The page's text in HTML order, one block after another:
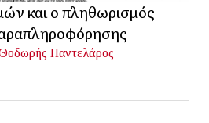
και ο πληθωρισμός
Παντελάρος